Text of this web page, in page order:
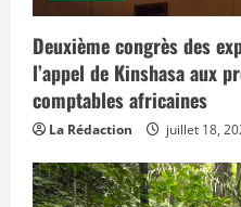
Deuxième congrès des
l’appel de Kinshasa aux
comptables africaines
La Rédaction juillet 18,